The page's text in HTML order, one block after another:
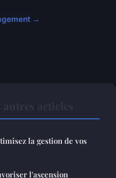
→
la gestion de vos
l'ascension